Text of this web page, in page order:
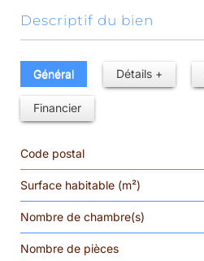
descriptif du bien
Général Détails +
Financier
Code postal
Surface habitable (m²)
Nombre de chambre(s)
Nombre de pièces